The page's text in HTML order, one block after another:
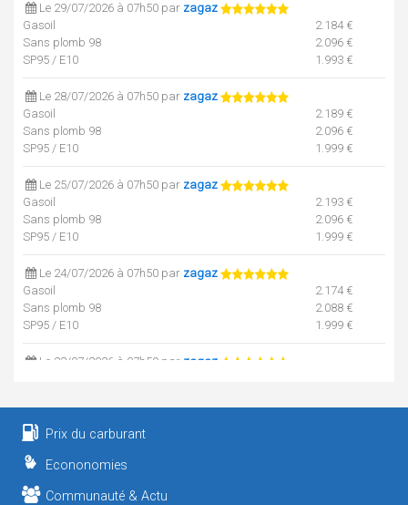
Le 29/07/2026 à 07h50 par zagaz
Gasoil
2.184 €
Sans plomb 98
2.096 €
SP95 / E10
1.993 €
Le 28/07/2026 à 07h50 par zagaz
Gasoil
2.189 €
Sans plomb 98
2.096 €
SP95 / E10
1.999 €
Le 25/07/2026 à 07h50 par zagaz
Gasoil
2.193 €
Sans plomb 98
2.096 €
SP95 / E10
1.999 €
Le 24/07/2026 à 07h50 par zagaz
Gasoil
2.174 €
Sans plomb 98
2.088 €
SP95 / E10
1.999 €
Le 23/07/2026 à 07h50 par zagaz
Gasoil
Sans plomb 98
SP95 / E10
Prix du carburant
Econonomies
Communauté & Actu